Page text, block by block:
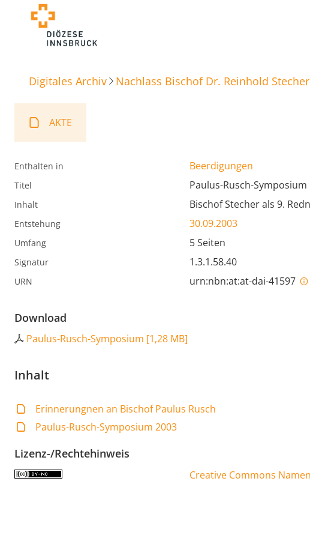
Digitales Archiv Nachlass Bischof Dr. Reinhold Stecher
AKTE
Enthalten in Beerdigungen
Titel Paulus-Rusch-Symposium
Inhalt Bischof Stecher als 9.
Entstehung 30.09.2003
Umfang 5 Seiten
Signatur 1.3.1.58.40
URN urn:nbn:at:at-dai-41597
Download
Paulus-Rusch-Symposium [1,28 MB]
Inhalt
Erinnerungnen an Bischof Paulus Rusch
Paulus-Rusch-Symposium 2003
Lizenz-/Rechtehinweis
Creative Commons